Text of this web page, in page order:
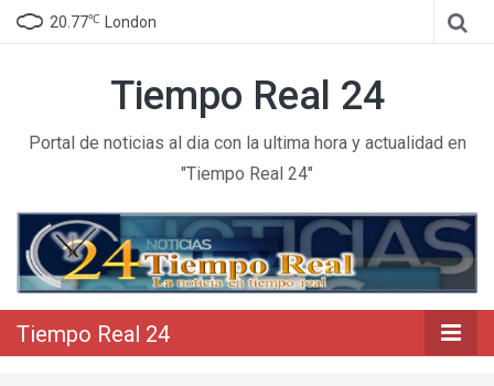
20.77℃ London
Tiempo Real 24
Portal de noticias al dia con la ultima hora y actualidad en
"Tiempo Real 24"
Tiempo Real 24